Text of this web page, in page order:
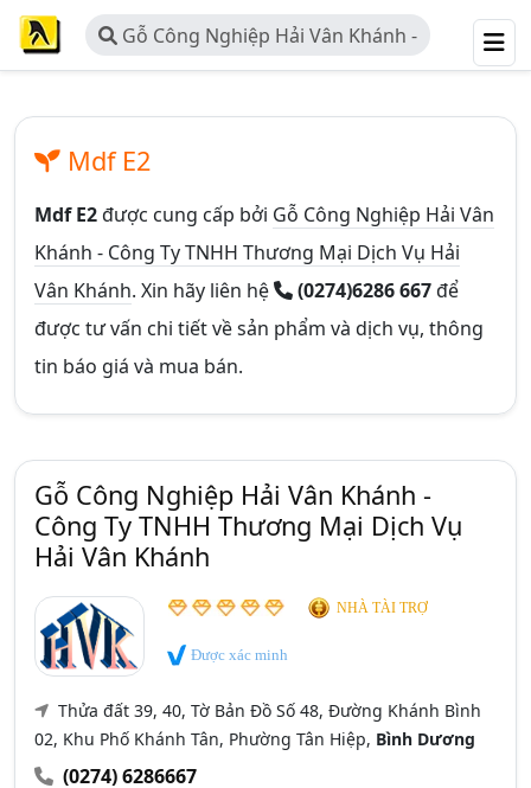
Gỗ Công Nghiệp Hải Vân Khánh -
Công Ty TNHH Thương Mại Dịch Vụ
Mdf E2
Mdf E2được cung cấp bởi Gỗ Công Nghiệp Hải Vân
Khánh - Công Ty TNHH Thương Mại Dịch Vụ Hải
Vân Khánh. Xin hãy liên hệ (0274)6286 667để
được tư vấn chi tiết về sản phẩm và dịch vụ, thông
tin báo giá và mua bán.
Gỗ Công Nghiệp Hải Vân Khánh -
Công Ty TNHH Thương Mại Dịch Vụ
Hải Vân Khánh
NHÀ TÀI TRỢ
Được xác minh
Thửa đất 39, 40, Tờ Bản Đồ Số 48, Đường Khánh Bình
02, Khu Phố Khánh Tân, Phường Tân Hiệp, Bình Dương
(0274) 6286667